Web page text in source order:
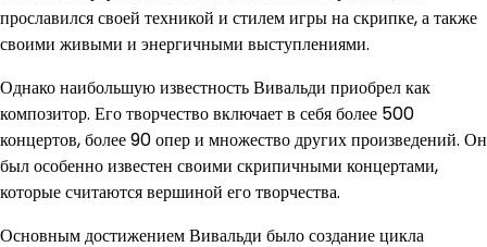
прославился своей техникой и стилем игры на скрипке, а также
своими живыми и энергичными выступлениями.
Однако наибольшую известность Вивальди приобрел как
композитор. Его творчество включает в себя более 500
концертов, более 90 опер и множество других произведений. Он
был особенно известен своими скрипичными концертами,
которые считаются вершиной его творчества.
Основным достижением Вивальди было создание цикла